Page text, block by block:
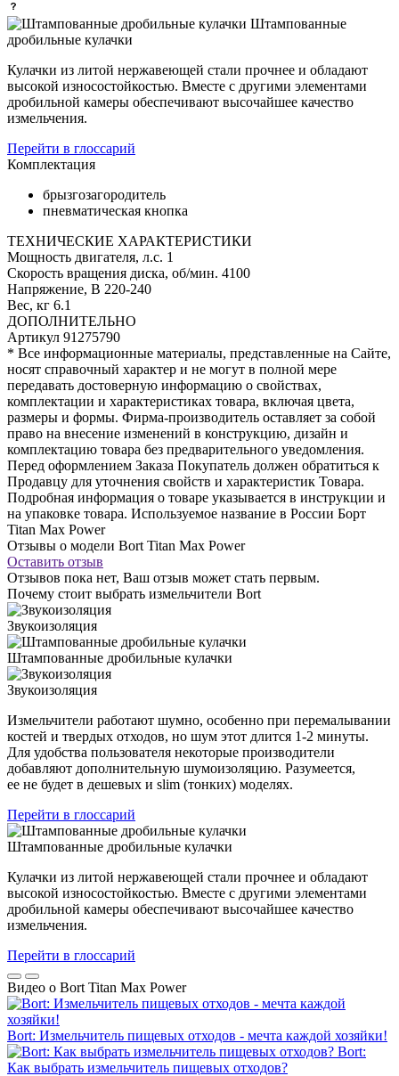
Штампованные
дробильные кулачки
Кулачки из литой нержавеющей стали прочнее и обладают
высокой износостойкостью. Вместе с другими элементами
дробильной камеры обеспечивают высочайшее качество
измельчения.
Перейти в глоссарий
Комплектация
брызгозагородитель
пневматическая кнопка
ТЕХНИЧЕСКИЕ ХАРАКТЕРИСТИКИ
Мощность двигателя, л.с. 1
Скорость вращения диска, об/мин. 4100
Напряжение, В 220-240
Вес, кг 6.1
ДОПОЛНИТЕЛЬНО
Артикул 91275790
* Все информационные материалы, представленные на Сайте,
носят справочный характер и не могут в полной мере
передавать достоверную информацию о свойствах,
комплектации и характеристиках товара, включая цвета,
размеры и формы. Фирма-производитель оставляет за собой
право на внесение изменений в конструкцию, дизайн и
комплектацию товара без предварительного уведомления.
Перед оформлением Заказа Покупатель должен обратиться к
Продавцу для уточнения свойств и характеристик Товара.
Подробная информация о товаре указывается в инструкции и
на упаковке товара. Используемое название в России Борт
Titan Max Power
Отзывы о модели Bort Titan Max Power
Оставить отзыв
Отзывов пока нет, Ваш отзыв может стать первым.
Почему стоит выбрать измельчители Bort
Звукоизоляция
Штампованные дробильные кулачки
Звукоизоляция
Измельчители работают шумно, особенно при перемалывании
костей и твердых отходов, но шум этот длится 1-2 минуты.
Для удобства пользователя некоторые производители
добавляют дополнительную шумоизоляцию. Разумеется,
ее не будет в дешевых и slim (тонких) моделях.
Перейти в глоссарий
Штампованные дробильные кулачки
Кулачки из литой нержавеющей стали прочнее и обладают
высокой износостойкостью. Вместе с другими элементами
дробильной камеры обеспечивают высочайшее качество
измельчения.
Перейти в глоссарий
Видео о Bort Titan Max Power
Bort: Измельчитель пищевых отходов - мечта каждой хозяйки!
Bort:
Как выбрать измельчитель пищевых отходов?